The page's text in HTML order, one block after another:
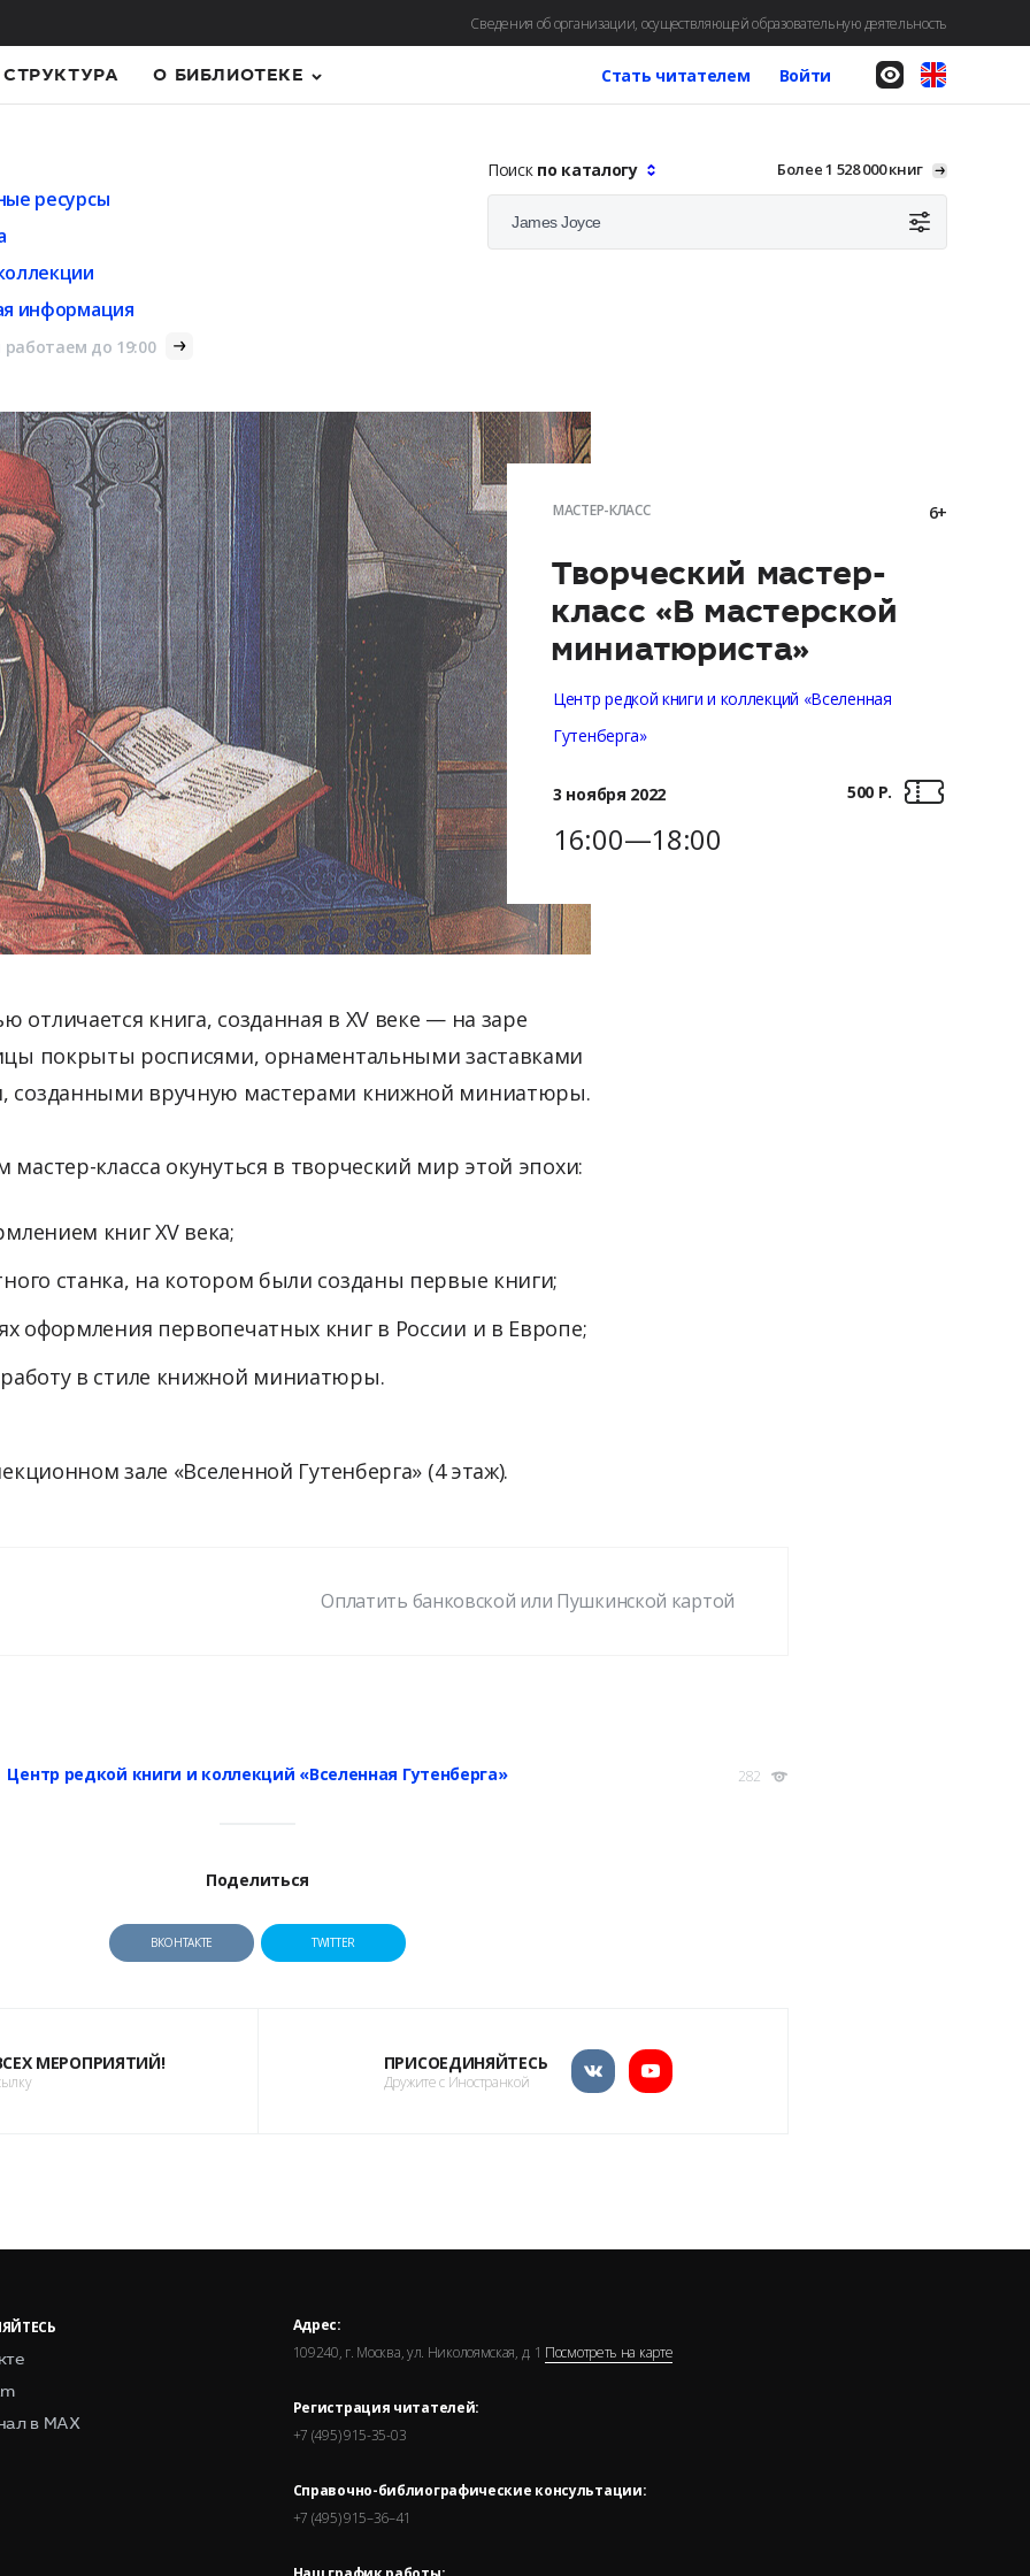
Сведения об организации, осуществляющей образовательную деятельность
СТРУКТУРА О БИБЛИОТЕКЕ Стать читателем Войти
ресурсы
информация
до 19:00
Поиск по каталогу Более 1 528 000 книг
МАСТЕР-КЛАСС 6+
Творческий мастер-
класс «В мастерской
миниатюриста»
Центр редкой книги и коллекций «Вселенная
Гутенберга»
3 ноября 2022
16:00—18:00
500 Р.
отличается книга, созданная в XV веке — на заре
покрыты росписями, орнаментальными заставками
созданными вручную мастерами книжной миниатюры.
класса окунуться в творческий мир этой эпохи:
книг XV века;
станка, на котором были созданы первые книги;
оформления первопечатных книг в России и в Европе;
в стиле книжной миниатюры.
зале «Вселенной Гутенберга» (4 этаж).
Оплатить банковской или Пушкинской картой
282
Центр редкой книги и коллекций «Вселенная Гутенберга»
Поделиться
ВКОНТАКТЕ TWITTER
МЕРОПРИЯТИЙ! ПРИСОЕДИНЯЙТЕСЬ
Дружите с Иностранкой
в MAX
Адрес:
109240, г. Москва, ул. Николоямская, д. 1 Посмотреть на карте
Регистрация читателей:
+7 (495) 915-35-03
Справочно-библиографические консультации:
+7 (495) 915–36–41